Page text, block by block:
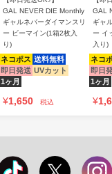
GAL NEVER DIE Monthly
ギャルネバーダイマンスリ
ー ビーマイン(1箱2枚入
り)
ネコポス 送料無料
即日発送 UVカット
1ヶ月
¥1,650 税込
GAL
ギャ
ー イ
入り)
ネコ
即日
1ヶ月
¥